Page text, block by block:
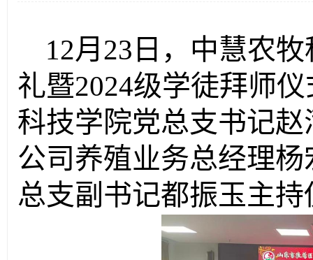
12月23日，中慧农
礼暨2024级学徒拜师
科技学院党总支书记
公司养殖业务总经理
总支副书记都振玉主持